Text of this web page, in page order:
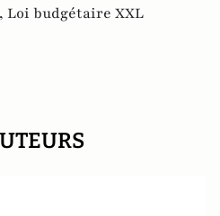
Loi budgétaire XXL